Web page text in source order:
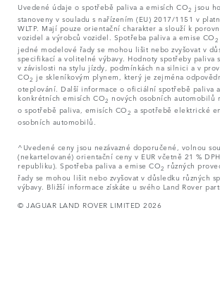
Uvedené údaje o spotřebě paliva a emisích CO2 jsou
stanoveny v souladu s nařízením (EU) 2017/1151 v
WLTP. Mají pouze orientační charakter a slouží k
vozidel a výrobců vozidel. Spotřeba paliva a emise CO2
jedné modelové řady se mohou lišit nebo zvyšovat v
specifikací a volitelné výbavy. Hodnoty spotřeby paliva
v závislosti na stylu jízdy, podmínkách na silnici a v
CO2 je skleníkovým plynem, který je zejména
oteplování. Další informace o oficiální spotřebě paliva
konkrétních emisích CO2 nových osobních automobilů
o spotřebě paliva, emisích CO2 a spotřebě elektrické
osobních automobilů.
^Uvedené ceny jsou nezávazné doporučené, volnou
(nekartelované) orientační ceny v EUR včetně 21 %
republiku). Spotřeba paliva a emise CO2 různých
řady se mohou lišit nebo zvyšovat v důsledku různých
výbavy. Bližší informace získáte u svého Land Rover
© JAGUAR LAND ROVER LIMITED 2026